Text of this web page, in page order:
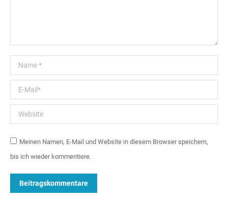
Name *
E-Mail *
Website
Meinen Namen, E-Mail und Website in diesem Browser speichern,
bis ich wieder kommentiere.
Beitragskommentare